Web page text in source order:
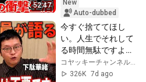
52:47
you're...
New
Auto-dubbed
今すぐ捨ててほし
い。人生でそれして
る時間無駄ですよ。
【 下駄華緒 】
326K 7d ago